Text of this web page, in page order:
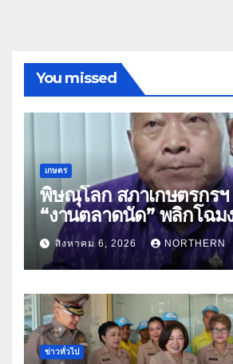
You missed
เกษตร
พิษณุโลก สภาเกษตรกร
“งานตลาดนัด” พลิกโฉม
“เกษตรรุ่งเรืองเมืองสอง
ประโยชน์เกษตรกร ดึงน
คู่ธุรกิจดันสินค้าเกษตรสู่
สิงหาคม 6, 2026 NORTHERN
ข่าวทั่วไป